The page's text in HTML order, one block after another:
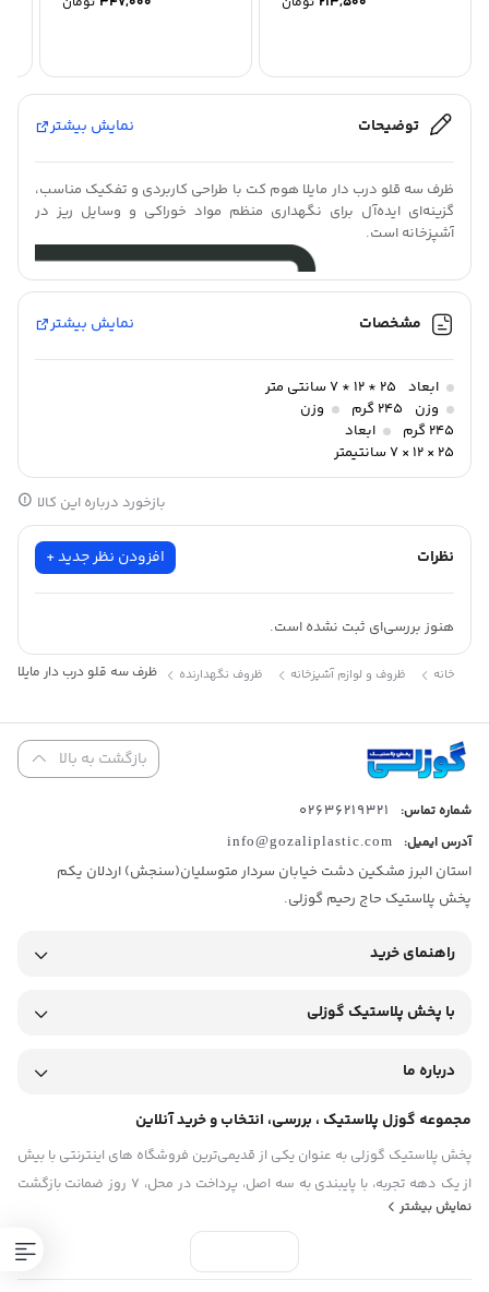
توضیحات نمایش بیشتر
ظرف سه قلو درب دار مایلا هوم کت با طراحی کاربردی و تفکیک مناسب،
گزینه‌ای ایده‌آل برای نگهداری منظم مواد خوراکی و وسایل ریز در
آشپزخانه است.
نام محصول : ظرف سه قلو درب دار مایلاهوم کت
طول : 25 سانتی متر
عرض : 12 سانتی متر
ارتفاع : 7 سانتی متر
وزن : 245 گرم
وزن بسته بدی : 310 گرم
دارای درب محکم برای نگهداری بهتر مواد غذایی
مناسب برای نگهداری تنقلات سفر
مناسب نگهداری و حمل مواد غذایی در منزل یا محل کار
بزرگترین مرکز پخش پلاستیک در البرز
پخش پلاستیک گوزلی
مشخصات نمایش بیشتر
ابعاد
25 * 12 * 7 سانتی متر
وزن
245 گرم
وزن
245 گرم
ابعاد
25 × 12 × 7 سانتیمتر
بازخورد درباره این کالا
نظرات افزودن نظر جدید +
هنوز بررسی‌ای ثبت نشده است.
خانه ظروف و لوازم آشپزخانه ظروف نگهدارنده ظرف سه قلو درب دار مایلا
بازگشت به بالا
شماره تماس: 02636219321
آدرس ایمیل: info@gozaliplastic.com
استان البرز مشکین دشت خیابان سردار متوسلیان(سنجش) اردلان یکم
پخش پلاستیک حاج رحیم گوزلی.
راهنمای خرید
با پخش پلاستیک گوزلی
درباره ما
مجموعه گوزل پلاستیک ، بررسی، انتخاب و خرید آنلاین
پخش پلاستیک گوزلی به عنوان یکی از قدیمی‌ترین فروشگاه های اینترنتی با بیش
از یک دهه تجربه، با پایبندی به سه اصل، پرداخت در محل، ۷ روز ضمانت بازگشت
کالا و تضمین اصل‌بودن کالا موفق شده تا همگام با فروشگاه‌های معتبر جهان،
به بزرگ‌ترین فروشگاه اینترنتی ایران تبدیل شود. به محض ورود به سایت پخش
پلاستیک گوزلی با دنیایی از کالا رو به رو می‌شوید! هر آنچه که نیاز دارید و به
نمایش بیشتر